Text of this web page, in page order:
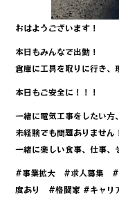
おはようございます！
本日もみんなで出勤！
倉庫に工具を取りに行き、
本日もご安全に！！！
一緒に電気工事をしたい方
未経験でも問題ありません
一緒に楽しい食事、仕事、
#事業拡大 #求人募集 #
度あり #格闘家 #キャ